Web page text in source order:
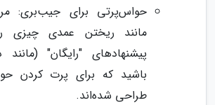
حواس‌پرتی برای جیب‌بری:
مانند ریختن عمدی چیزی
پیشنهادهای "رایگان"
باشید که برای پرت کردن
طراحی شده‌اند.